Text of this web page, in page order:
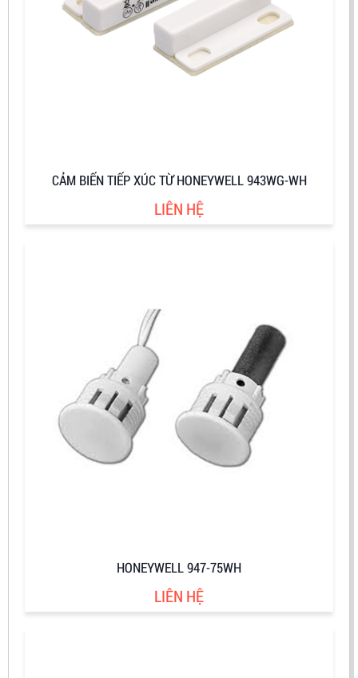
CẢM BIẾN TIẾP XÚC TỪ HONEYWELL 943WG-WH
LIÊN HỆ
HONEYWELL 947-75WH
LIÊN HỆ